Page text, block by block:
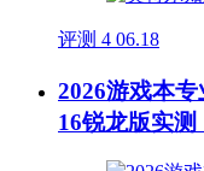
评测 4 06.18
2026游戏本
16锐龙版实